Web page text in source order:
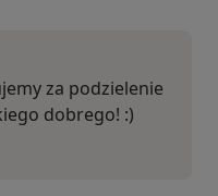
za podzielenie
dobrego! :)